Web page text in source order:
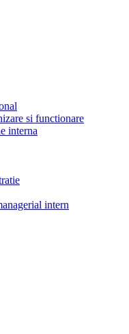
si functionare
interna
intern